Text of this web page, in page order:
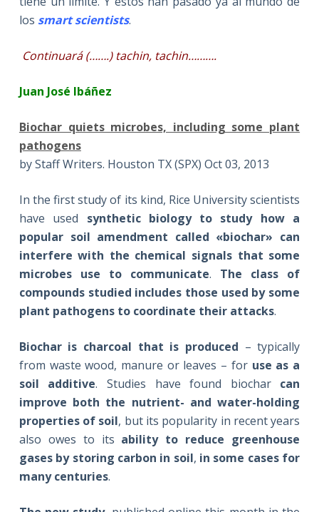
los smart scientists.
Continuará (…….) tachin, tachin……….
Juan José Ibáñez
Biochar quiets microbes, including some plant
pathogens
by Staff Writers. Houston TX (SPX) Oct 03, 2013
In the first study of its kind, Rice University scientists
have used synthetic biology to study how a
popular soil amendment called «biochar» can
interfere with the chemical signals that some
microbes use to communicate. The class of
compounds studied includes those used by some
plant pathogens to coordinate their attacks.
Biochar is charcoal that is produced – typically
from waste wood, manure or leaves – for use as a
soil additive. Studies have found biochar can
improve both the nutrient- and water-holding
properties of soil, but its popularity in recent years
also owes to its ability to reduce greenhouse
gases by storing carbon in soil, in some cases for
many centuries.